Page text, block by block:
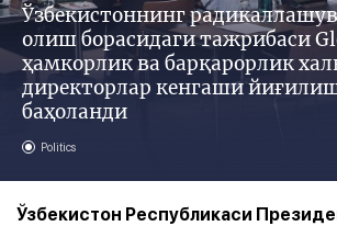
Ўзбекистоннинг
олиш борасидаги тажрибаси
ҳамкорлик ва барқарорлик
директорлар кенгаши
баҳоланди
Politics
Ўзбекистон Республикаси